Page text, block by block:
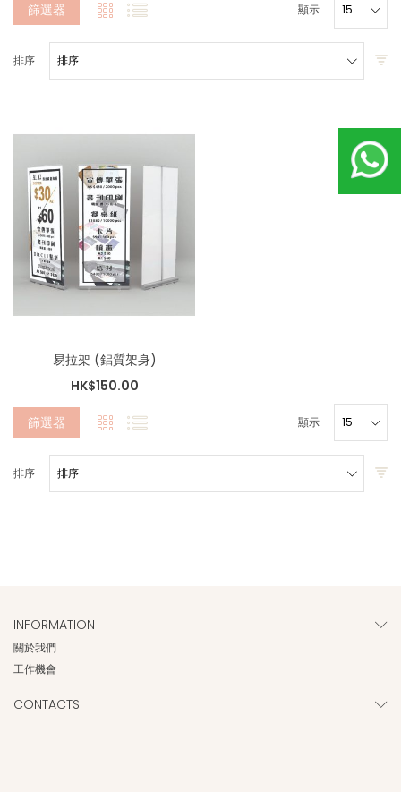
篩選器
排序
顯示
易拉架 (鋁質架身)
HK$150.00
篩選器
排序
顯示
INFORMATION
關於我們
工作機會
CONTACTS